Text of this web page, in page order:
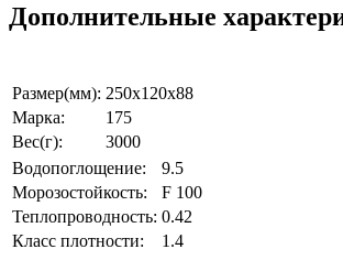
Дополнительные
Размер(мм): 250х120х88
Марка:
175
Вес(г):
3000
Водопоглощение:
9.5
Морозостойкость:
F 100
Теплопроводность: 0.42
Класс плотности:
1.4